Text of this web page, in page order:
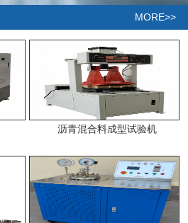
MORE>>
沥青混合料成型试验机